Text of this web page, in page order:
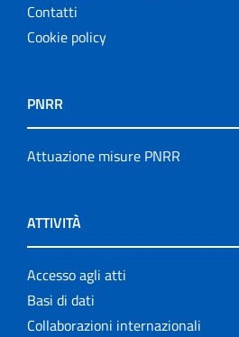
Contatti
Cookie policy
PNRR
Attuazione misure PNRR
ATTIVITÀ
Accesso agli atti
Basi di dati
Collaborazioni internazionali